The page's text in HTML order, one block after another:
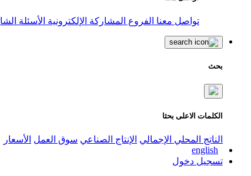
تواصل معنا الفروع المشاركة الإلكترونية الأسئلة
بحث
الكلمات الاعلى بحثا
الناتج المحلي الإجمالي الإنتاج الصناعي سوق العمل الأسعار
english
تسجيل دخول